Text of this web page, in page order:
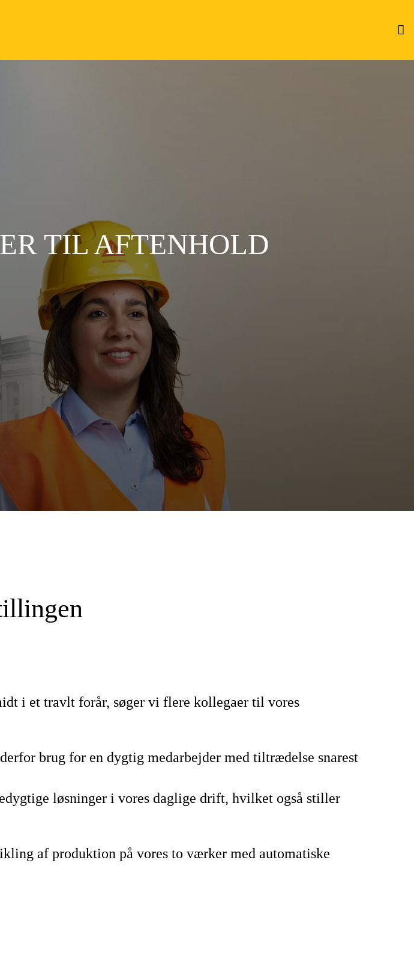
TIL AFTENHOLD
i et travlt forår, søger vi flere kollegaer til vores
brug for en dygtig medarbejder med tiltrædelse snarest
løsninger i vores daglige drift, hvilket også stiller
af produktion på vores to værker med automatiske